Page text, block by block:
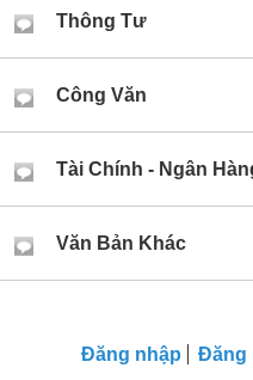
Thông Tư
Công Văn
Tài Chính - Ngân
Văn Bản Khác
Ðăng nhập Đăng